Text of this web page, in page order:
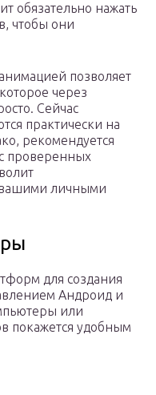
обязательно нажать
чтобы они
позволяет
через
Сейчас
практически на
рекомендуется
проверенных
личными
для создания
Андроид и
или
покажется удобным